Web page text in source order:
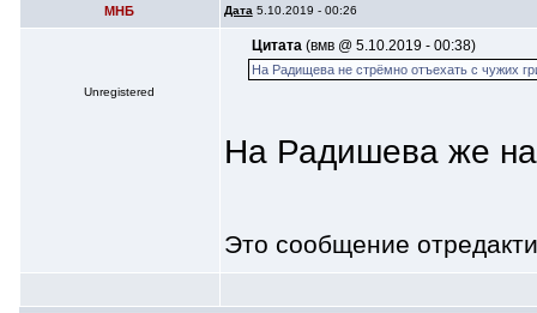
МНБ Дата 5.10.2019 - 00:26
Unregistered
Цитата (вмв @ 5.10.2019 - 00:38)
На Радищева не стрёмно отъехать с чужих
На Радишева же
Это сообщение